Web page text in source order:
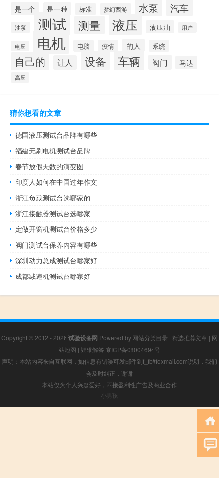
是一个 是一种 标准 梦幻西游 水泵 汽车
油泵 测试 测量 液压 液压油 用户
电压 电机 电脑 疫情 的人 系统
自己的 让人 设备 车辆 阀门 马达
高压
猜你想看的文章
德国液压测试台品牌有哪些
福建无刷电机测试台品牌
春节放假天数的演变图
印度人如何在中国过年作文
浙江负载测试台选哪家的
浙江接触器测试台选哪家
定做开窗机测试台价格多少
阀门测试台保养内容有哪些
深圳动力总成测试台哪家好
成都减速机测试台哪家好
Copyright © 2012 - 2026 试验设备网 Powered by 网站分类目录 | 精选推荐文章 | 网
站地图 | 疑难解答 京ICP备08004694号
声明：本站内容来自互联网，如信息有错误可发邮件到f_fb#foxmail.com说明，我们
会及时纠正，谢谢
本站仅为个人兴趣爱好，不接盈利性广告及商业合作
小男孩